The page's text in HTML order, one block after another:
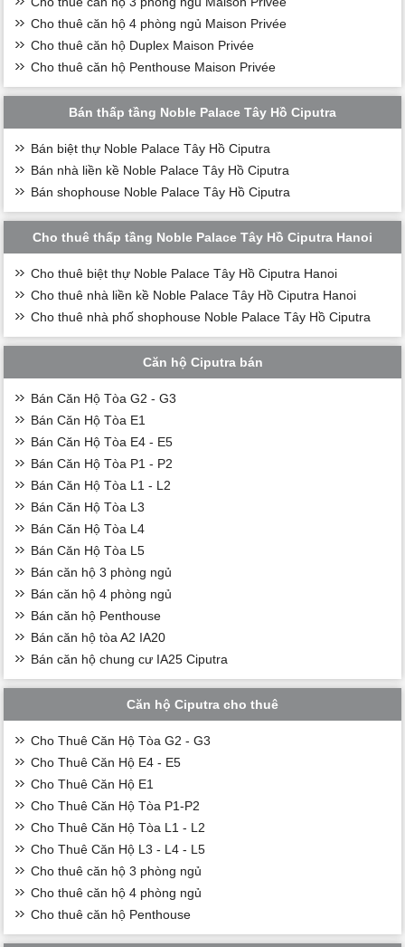
Cho thuê căn hộ 4 phòng ngủ Maison Privée
Cho thuê căn hộ Duplex Maison Privée
Cho thuê căn hộ Penthouse Maison Privée
Bán thấp tầng Noble Palace Tây Hồ Ciputra
Bán biệt thự Noble Palace Tây Hồ Ciputra
Bán nhà liền kề Noble Palace Tây Hồ Ciputra
Bán shophouse Noble Palace Tây Hồ Ciputra
Cho thuê thấp tầng Noble Palace Tây Hồ Ciputra Hanoi
Cho thuê biệt thự Noble Palace Tây Hồ Ciputra Hanoi
Cho thuê nhà liền kề Noble Palace Tây Hồ Ciputra Hanoi
Cho thuê nhà phố shophouse Noble Palace Tây Hồ Ciputra
Căn hộ Ciputra bán
Bán Căn Hộ Tòa G2 - G3
Bán Căn Hộ Tòa E1
Bán Căn Hộ Tòa E4 - E5
Bán Căn Hộ Tòa P1 - P2
Bán Căn Hộ Tòa L1 - L2
Bán Căn Hộ Tòa L3
Bán Căn Hộ Tòa L4
Bán Căn Hộ Tòa L5
Bán căn hộ 3 phòng ngủ
Bán căn hộ 4 phòng ngủ
Bán căn hộ Penthouse
Bán căn hộ tòa A2 IA20
Bán căn hộ chung cư IA25 Ciputra
Căn hộ Ciputra cho thuê
Cho Thuê Căn Hộ Tòa G2 - G3
Cho Thuê Căn Hộ E4 - E5
Cho Thuê Căn Hộ E1
Cho Thuê Căn Hộ Tòa P1-P2
Cho Thuê Căn Hộ Tòa L1 - L2
Cho Thuê Căn Hộ L3 - L4 - L5
Cho thuê căn hộ 3 phòng ngủ
Cho thuê căn hộ 4 phòng ngủ
Cho thuê căn hộ Penthouse